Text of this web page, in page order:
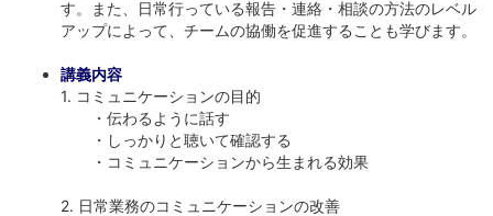
す。また、日常行っている報告・連絡・相談の方法のレベル
アップによって、チームの協働を促進することも学びます。
講義内容
1. コミュニケーションの目的
・伝わるように話す
・しっかりと聴いて確認する
・コミュニケーションから生まれる効果
2. 日常業務のコミュニケーションの改善